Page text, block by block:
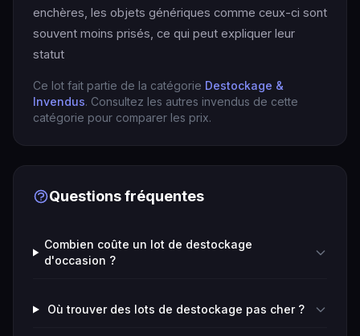
enchères, les objets génériques comme ceux-ci sont
souvent moins prisés, ce qui peut expliquer leur
statut
Ce lot fait partie de la catégorie Destockage &
Invendus. Consultez les autres invendus de cette
catégorie pour comparer les prix.
Questions fréquentes
Combien coûte un lot de destockage
d'occasion ?
Où trouver des lots de destockage pas cher ?